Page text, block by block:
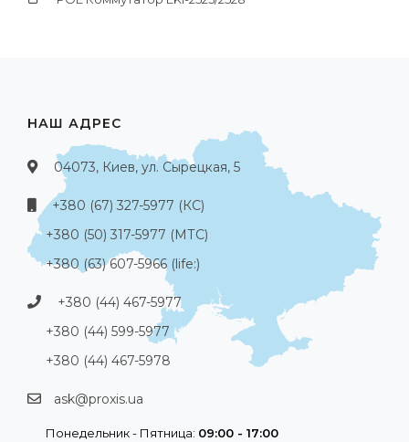
НАШ АДРЕС
04073, Киев, ул. Сырецкая, 5
+380 (67) 327-5977 (КС)
+380 (50) 317-5977 (МТС)
+380 (63) 607-5966 (life:)
+380 (44) 467-5977
+380 (44) 599-5977
+380 (44) 467-5978
ask@proxis.ua
Понедельник - Пятница: 09:00 - 17:00